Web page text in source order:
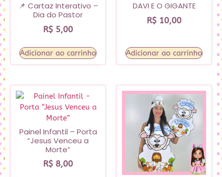
📌 Cartaz Interativo –
Dia do Pastor
R$ 5,00
Adicionar ao carrinho
DAVI E O GIGANTE
R$ 10,00
Adicionar ao carrinho
Painel Infantil – Porta
“Jesus Venceu a
Morte”
R$ 8,00